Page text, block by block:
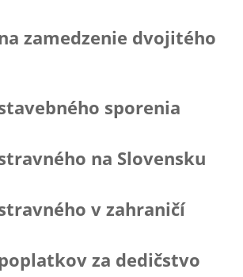
zamedzenie dvojitého
sporenia
na Slovensku
v zahraničí
za dedičstvo